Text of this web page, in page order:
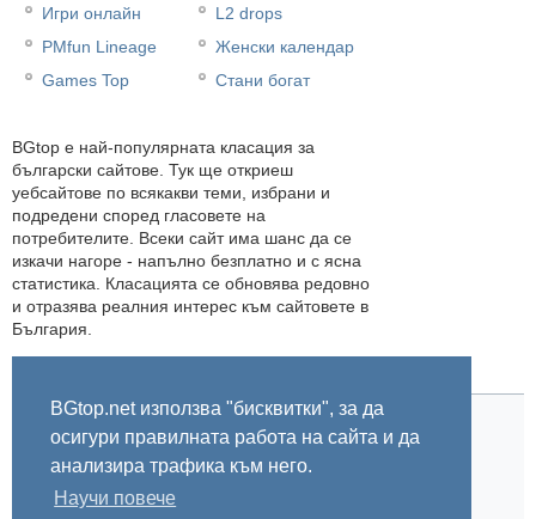
BGtop.net използва "бисквитки", за да
осигури правилната работа на сайта и да
анализира трафика към него.
Научи повече
Игри онлайн
PMfun Lineage
Games Top
L2 drops
Женски календар
Стани богат
BGtop e най-популярната класация за
български сайтове. Тук ще откриеш
уебсайтове по всякакви теми, избрани и
подредени според гласовете на
потребителите. Всеки сайт има шанс да се
изкачи нагоре - напълно безплатно и с ясна
статистика. Класацията се обновява редовно
и отразява реалния интерес към сайтовете в
България.
Начало Правила За BGtop.net
Пишете ни
Линк за гласуване
Бисквитки Поверителност
© 2002-2026 BGtop.net